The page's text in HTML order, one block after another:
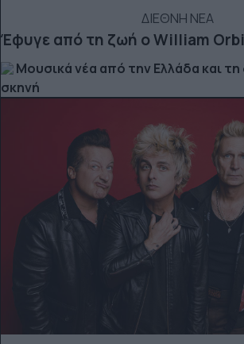
ΔΙΕΘΝΗ ΝΕΑ
Έφυγε από τη ζωή ο William
Μουσικά νέα από την Ελλάδα και
σκηνή